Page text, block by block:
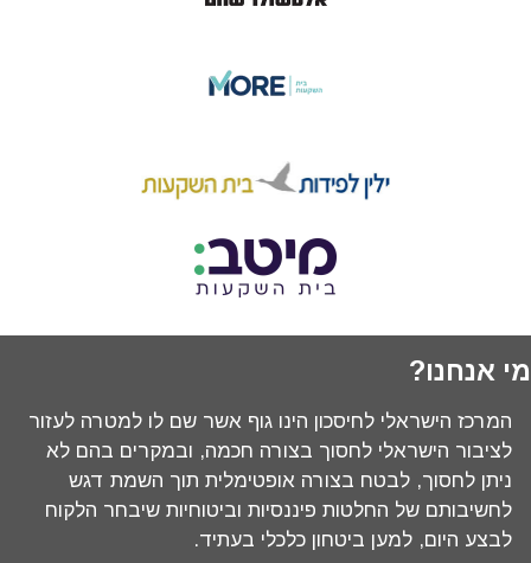
מי אנחנו?
המרכז הישראלי לחיסכון הינו גוף אשר שם לו למטרה לעזור
לציבור הישראלי לחסוך בצורה חכמה, ובמקרים בהם לא
ניתן לחסוך, לבטח בצורה אופטימלית תוך השמת דגש
לחשיבותם של החלטות פיננסיות וביטוחיות שיבחר הלקוח
לבצע היום, למען ביטחון כלכלי בעתיד.